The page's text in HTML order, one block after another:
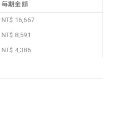
每期金額
NT$ 16,667
NT$ 8,591
NT$ 4,386